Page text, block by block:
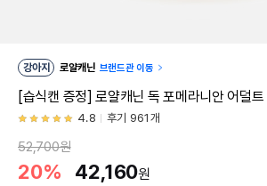
강아지 로얄캐닌 브랜드관 이동
[습식캔 증정] 로얄캐닌 독 포메라니안 어덜
4.8 후기 961개
52,700원
20% 42,160원